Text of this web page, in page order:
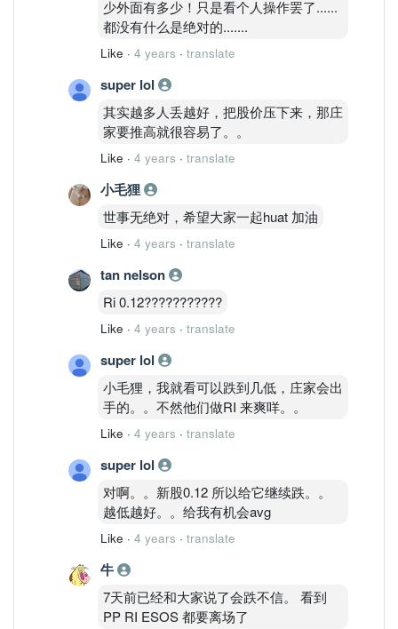
少外面有多少！只是看个人操作罢了......
都没有什么是绝对的.......
Like · 4 years · translate
super lol
其实越多人丢越好，把股价压下来，那庄
家要推高就很容易了。。
Like · 4 years · translate
小毛狸
世事无绝对，希望大家一起huat 加油
Like · 4 years · translate
tan nelson
Ri 0.12???????????
Like · 4 years · translate
super lol
小毛狸，我就看可以跌到几低，庄家会出
手的。。不然他们做RI 来爽咩。。
Like · 4 years · translate
super lol
对啊。。新股0.12 所以给它继续跌。。
越低越好。。给我有机会avg
Like · 4 years · translate
牛
7天前已经和大家说了会跌不信。 看到
PP RI ESOS 都要离场了